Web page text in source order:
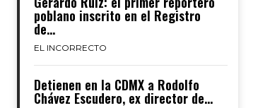
poblano inscrito en el Registro
de...
EL INCORRECTO
Detienen en la CDMX a Rodolfo
Chávez Escudero, ex director de...